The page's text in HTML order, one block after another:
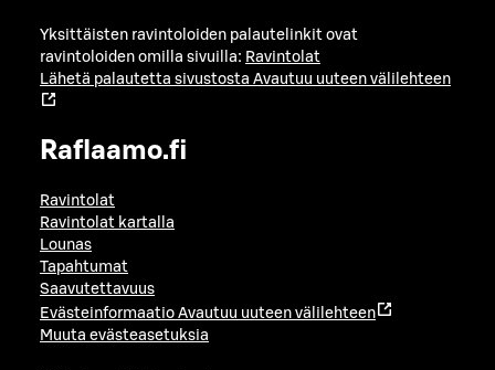
Yksittäisten ravintoloiden palautelinkit ovat
ravintoloiden omilla sivuilla: Ravintolat
Lähetä palautetta sivustosta Avautuu uuteen välilehteen
Raflaamo.fi
Ravintolat
Ravintolat kartalla
Lounas
Tapahtumat
Saavutettavuus
Evästeinformaatio Avautuu uuteen välilehteen
Muuta evästeasetuksia